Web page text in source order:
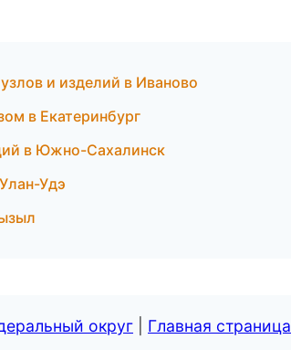
и изделий в Иваново
в Екатеринбург
в Южно-Сахалинск
Удэ
округ Главная страница